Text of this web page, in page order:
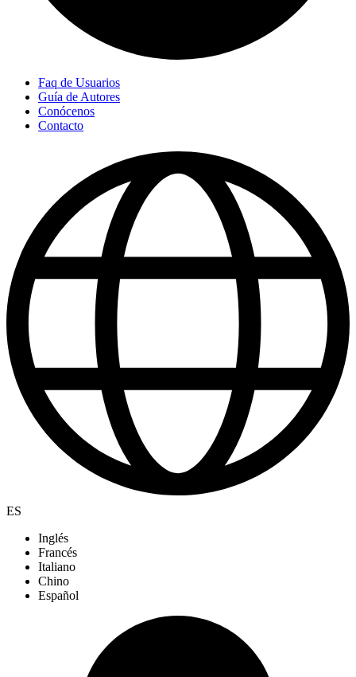
Faq de Usuarios
Guía de Autores
Conócenos
Contacto
ES
Inglés
Francés
Italiano
Chino
Español